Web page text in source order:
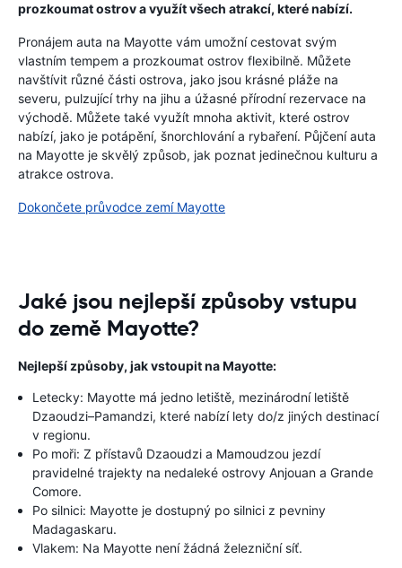
prozkoumat ostrov a využít všech atrakcí, které nabízí.
Pronájem auta na Mayotte vám umožní cestovat svým
vlastním tempem a prozkoumat ostrov flexibilně. Můžete
navštívit různé části ostrova, jako jsou krásné pláže na
severu, pulzující trhy na jihu a úžasné přírodní rezervace na
východě. Můžete také využít mnoha aktivit, které ostrov
nabízí, jako je potápění, šnorchlování a rybaření. Půjčení auta
na Mayotte je skvělý způsob, jak poznat jedinečnou kulturu a
atrakce ostrova.
Dokončete průvodce zemí Mayotte
Jaké jsou nejlepší způsoby vstupu
do země Mayotte?
Nejlepší způsoby, jak vstoupit na Mayotte:
Letecky: Mayotte má jedno letiště, mezinárodní letiště
Dzaoudzi–Pamandzi, které nabízí lety do/z jiných destinací
v regionu.
Po moři: Z přístavů Dzaoudzi a Mamoudzou jezdí
pravidelné trajekty na nedaleké ostrovy Anjouan a Grande
Comore.
Po silnici: Mayotte je dostupný po silnici z pevniny
Madagaskaru.
Vlakem: Na Mayotte není žádná železniční síť.